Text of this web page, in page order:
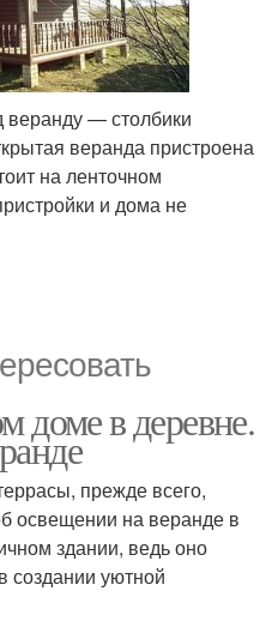
— столбики
веранда пристроена
на ленточном
и дома не
доме в деревне.
прежде всего,
освещении на веранде в
здании, ведь оно
создании уютной